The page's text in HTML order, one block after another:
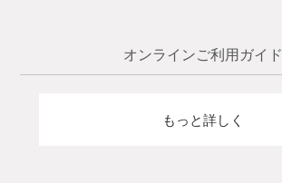
オンラインご利用ガイド
もっと詳しく